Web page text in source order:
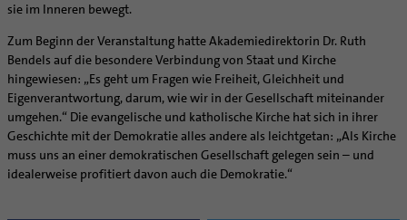
sie im Inneren bewegt.
Zum Beginn der Veranstaltung hatte Akademiedirektorin Dr. Ruth
Bendels auf die besondere Verbindung von Staat und Kirche
hingewiesen: „Es geht um Fragen wie Freiheit, Gleichheit und
Eigenverantwortung, darum, wie wir in der Gesellschaft miteinander
umgehen.“ Die evangelische und katholische Kirche hat sich in ihrer
Geschichte mit der Demokratie alles andere als leichtgetan: „Als Kirche
muss uns an einer demokratischen Gesellschaft gelegen sein – und
idealerweise profitiert davon auch die Demokratie.“